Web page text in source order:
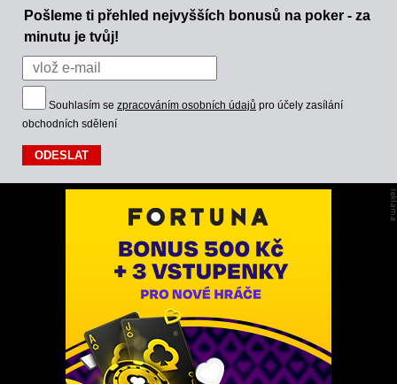
Pošleme ti přehled nejvyšších bonusů na poker - za
minutu je tvůj!
Souhlasím se zpracováním osobních údajů pro účely zasílání
obchodních sdělení